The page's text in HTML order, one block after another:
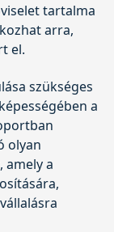
tartalma
arra,
el.
szükséges
a
olyan
amely a